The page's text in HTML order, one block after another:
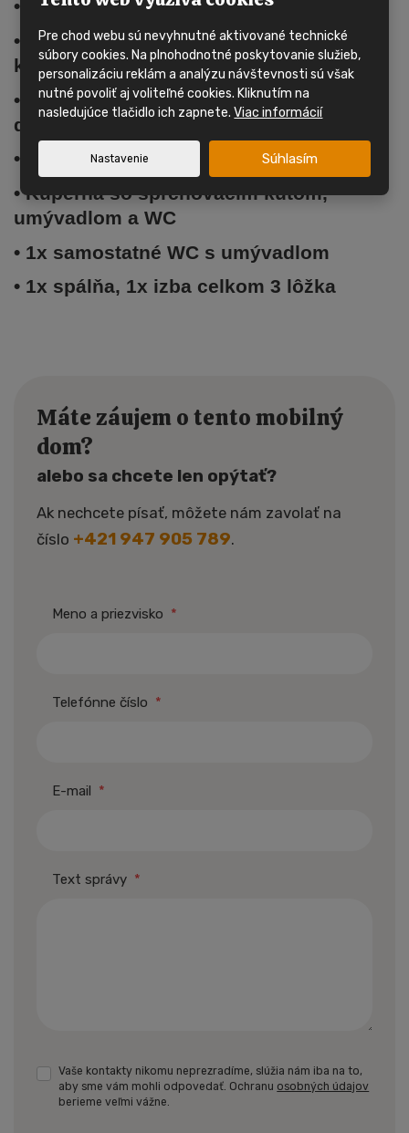
• Tentomobilný dommá dva vchody
• Vykurovanie je riešené plynovým
kotlom na PB s radiátormi
•
Mobilný dommá plastové okná s
dvojsklom
• Obývacia izba, veľká kuchynská linka
• Kúpeľňa so sprchovacím kútom,
umývadlom a WC
• 1x samostatné WC s umývadlom
• 1x spálňa, 1x izba celkom 3 lôžka
Máte záujem o tento mobilný
dom?
alebo sa chcete len opýtať?
Ak nechcete písať, môžete nám zavolať na
číslo +421 947 905 789.
Meno a priezvisko *
Telefónne číslo *
E-mail *
Text správy *
Vaše kontakty nikomu neprezradíme, slúžia nám iba na to,
aby sme vám mohli odpovedať. Ochranu osobných údajov
berieme veľmi vážne.
Pre chod webu sú nevyhnutné aktivované technické
súbory cookies. Na plnohodnotné poskytovanie služieb,
personalizáciu reklám a analýzu návštevnosti sú však
nutné povoliť aj voliteľné cookies. Kliknutím na
nasledujúce tlačidlo ich zapnete.Viac informácií
Nastavenie Súhlasím